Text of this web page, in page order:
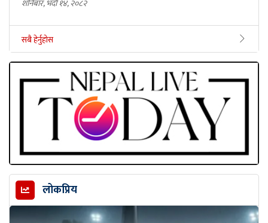
शनिबार, भदौ १४, २०८२
सबै हेर्नुहोस
लोकप्रिय